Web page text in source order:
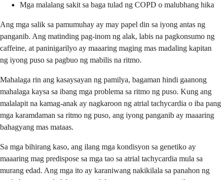
Mga malalang sakit sa baga tulad ng COPD o malubhang hika
Ang mga salik sa pamumuhay ay may papel din sa iyong antas ng
panganib. Ang matinding pag-inom ng alak, labis na pagkonsumo ng
caffeine, at paninigarilyo ay maaaring maging mas madaling kapitan
ng iyong puso sa pagbuo ng mabilis na ritmo.
Mahalaga rin ang kasaysayan ng pamilya, bagaman hindi gaanong
mahalaga kaysa sa ibang mga problema sa ritmo ng puso. Kung ang
malalapit na kamag-anak ay nagkaroon ng atrial tachycardia o iba pang
mga karamdaman sa ritmo ng puso, ang iyong panganib ay maaaring
bahagyang mas mataas.
Sa mga bihirang kaso, ang ilang mga kondisyon sa genetiko ay
maaaring mag predispose sa mga tao sa atrial tachycardia mula sa
murang edad. Ang mga ito ay karaniwang nakikilala sa panahon ng